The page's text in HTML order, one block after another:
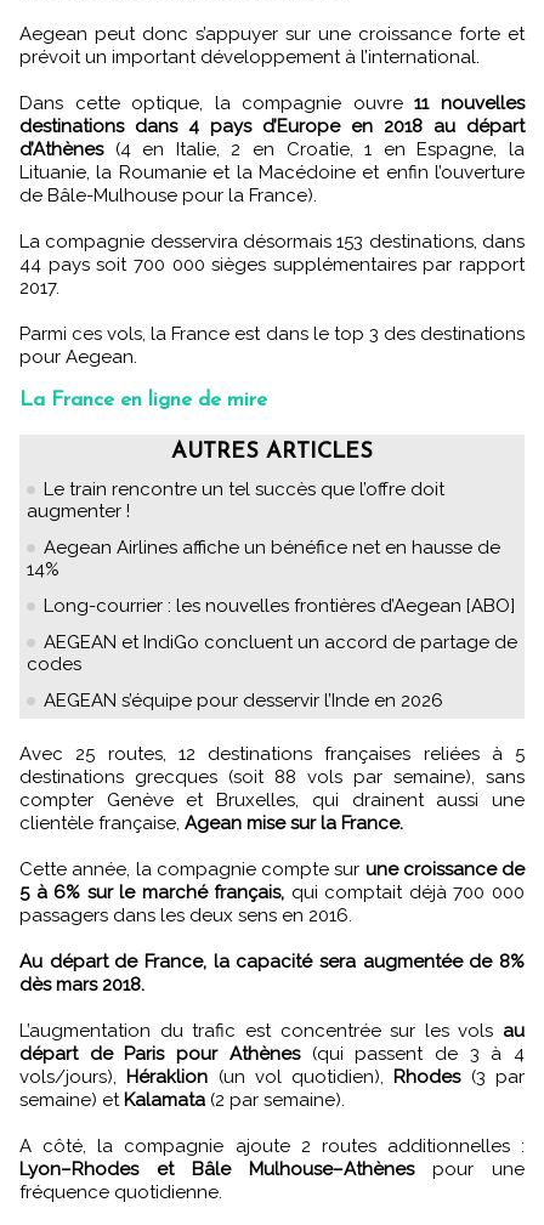
Aegean peut donc s’appuyer sur une croissance forte et
prévoit un important développement à l’international.
Dans cette optique, la compagnie ouvre11 nouvelles
destinations dans 4 pays d’Europe en 2018 au départ
d’Athènes(4 en Italie, 2 en Croatie, 1 en Espagne, la
Lituanie, la Roumanie et la Macédoine et enfin l’ouverture
de Bâle-Mulhouse pour la France).
La compagnie desservira désormais 153 destinations, dans
44 pays soit 700 000 sièges supplémentaires par rapport
2017.
Parmi ces vols, la France est dans le top 3 des destinations
pour Aegean.
La France en ligne de mire
AUTRES ARTICLES
Le train rencontre un tel succès que l’offre doit
augmenter !
Aegean Airlines affiche un bénéfice net en hausse de
14%
Long-courrier : les nouvelles frontières d’Aegean [ABO]
AEGEAN et IndiGo concluent un accord de partage de
codes
AEGEAN s’équipe pour desservir l’Inde en 2026
Avec 25 routes, 12 destinations françaises reliées à 5
destinations grecques (soit 88 vols par semaine), sans
compter Genève et Bruxelles, qui drainent aussi une
clientèle française, Agean mise sur la France.
Cette année, la compagnie compte sur une croissance de
5 à 6% sur le marché français, qui comptait déjà 700 000
passagers dans les deux sens en 2016.
Au départ de France, la capacité sera augmentée de 8%
dès mars 2018.
L’augmentation du trafic est concentrée sur les vols au
départ de Paris pour Athènes(qui passent de 3 à 4
vols/jours), Héraklion (un vol quotidien), Rhodes(3 par
semaine) et Kalamata (2 par semaine).
A côté, la compagnie ajoute 2 routes additionnelles :
Lyon–Rhodes et Bâle Mulhouse–Athènespour une
fréquence quotidienne.